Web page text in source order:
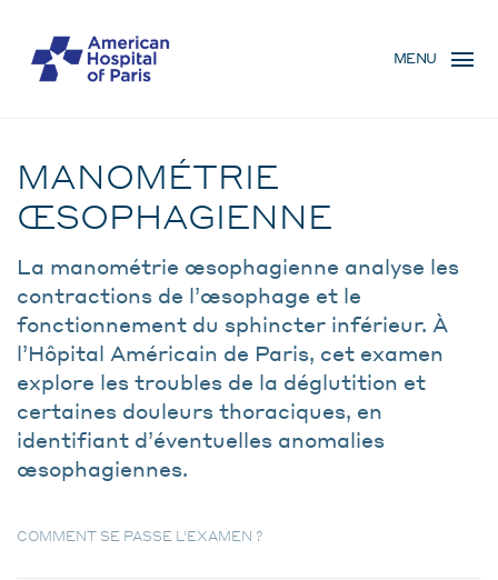
main
MENU
MOBILE
MENU
BREADCRUMB
MANOMÉTRIE
ŒSOPHAGIENNE
La manométrie œsophagienne analyse les
contractions de l’œsophage et le
fonctionnement du sphincter inférieur. À
l’Hôpital Américain de Paris, cet examen
explore les troubles de la déglutition et
certaines douleurs thoraciques, en
identifiant d’éventuelles anomalies
œsophagiennes.
COMMENT SE PASSE L’EXAMEN ?